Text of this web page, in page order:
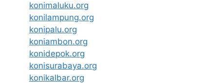
konimaluku.org
konilampung.org
konipalu.org
koniambon.org
konidepok.org
konisurabaya.org
konikalbar.org